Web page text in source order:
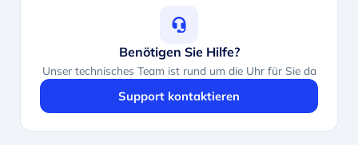
Benötigen Sie Hilfe?
Unser technisches Team ist rund um die Uhr für Sie da
Support kontaktieren